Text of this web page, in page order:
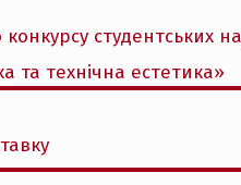
студентських
та технічна естетика»